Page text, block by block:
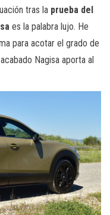
tras la prueba del
es la palabra lujo. He
para acotar el grado de
Nagisa aporta al